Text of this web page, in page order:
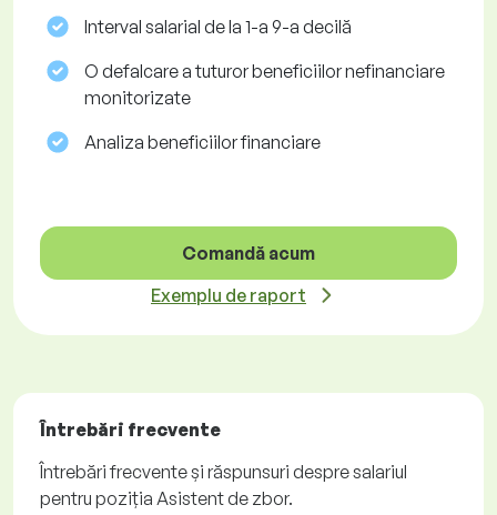
Interval salarial de la 1-a 9-a decilă
O defalcare a tuturor beneficiilor nefinanciare
monitorizate
Analiza beneficiilor financiare
Comandă acum
Exemplu de raport
Întrebări frecvente
Întrebări frecvente și răspunsuri despre salariul
pentru poziția Asistent de zbor.